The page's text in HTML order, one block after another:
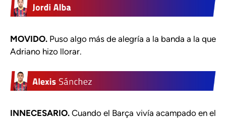
MOVIDO. Puso algo más de alegría a la banda a la que
Adriano hizo llorar.
INNECESARIO. Cuando el Barça vivía acampado en el